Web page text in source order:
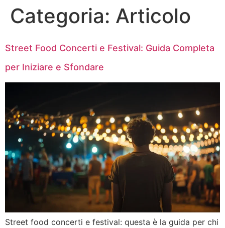
Categoria: Articolo
Street Food Concerti e Festival: Guida Completa
per Iniziare e Sfondare
Street food concerti e festival: questa è la guida per chi